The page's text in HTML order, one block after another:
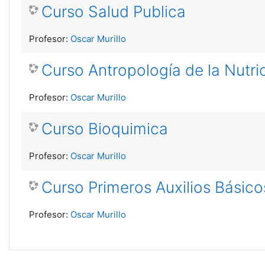
Curso Salud Publica
Profesor: Oscar Murillo
Curso Antropología de la
Profesor: Oscar Murillo
Curso Bioquimica
Profesor: Oscar Murillo
Curso Primeros Auxilios
Profesor: Oscar Murillo